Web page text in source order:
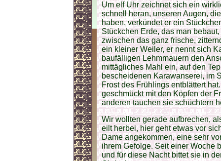
Um elf Uhr zeichnet sich ein
schnell heran, unseren Augen,
haben, verkündet er ein
Stückchen Erde, das man
zwischen das ganz frische,
ein kleiner Weiler, er nennt sich
baufälligen Lehmmauern den
mittägliches Mahl ein, auf den
bescheidenen Karawanserei, im
Frost des Frühlings entblättert
geschmückt mit den Köpfen der
anderen tauchen sie schüchtern
Wir wollten gerade aufbrechen,
eilt herbei, hier geht etwas vor
Dame angekommen, eine sehr
ihrem Gefolge. Seit einer Woche
und für diese Nacht bittet sie in